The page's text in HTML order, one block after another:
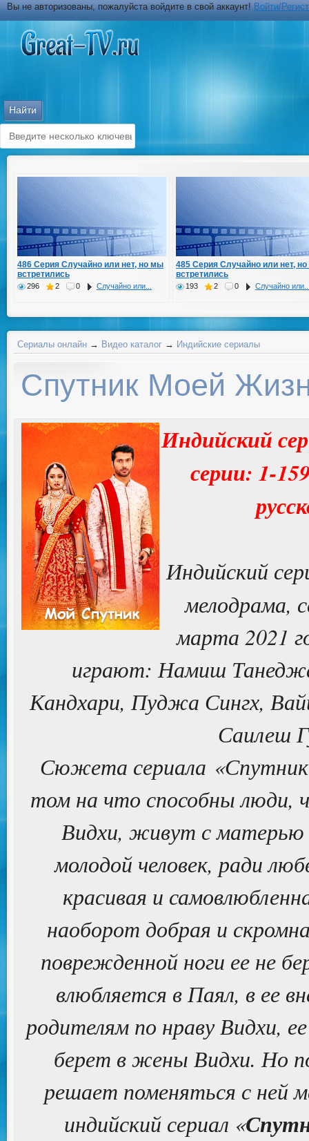
Вы не авторизованы, пожалуйста войдите в свой аккаунт!Войти/
486 Серия Случайно или нет, но мы
встретились
296 2 0 Случайно или...
485 Серия Случайно или нет,
встретились
193 2 0 Случайно
Сериалы онлайн → Видео каталог → Индийские сериалы
Спутник Моей
Индийский
серии: 1-
Индийский
мелодрама,
марта 2021
играют: Намиш
Кандхари, Пуджа Сингх,
Саилеш
Сюжета сериала
том на что способны люди,
Видхи, живут с матерью
молодой человек, ради
красивая и
наоборот добрая и
поврежденной ноги ее не
влюбляется в Паял, в ее
родителям по нраву Видхи,
берет в жены Видхи. Но
решает поменяться с ней
индийский сериал «